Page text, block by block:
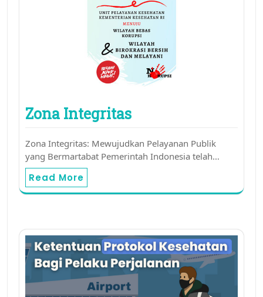
Zona Integritas
Zona Integritas: Mewujudkan Pelayanan Publik
yang Bermartabat Pemerintah Indonesia telah…
Read More